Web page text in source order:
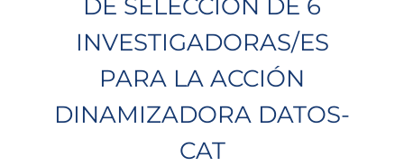
DE SELECCIÓN DE 6
INVESTIGADORAS/ES
PARA LA ACCIÓN
DINAMIZADORA DATOS-
CAT